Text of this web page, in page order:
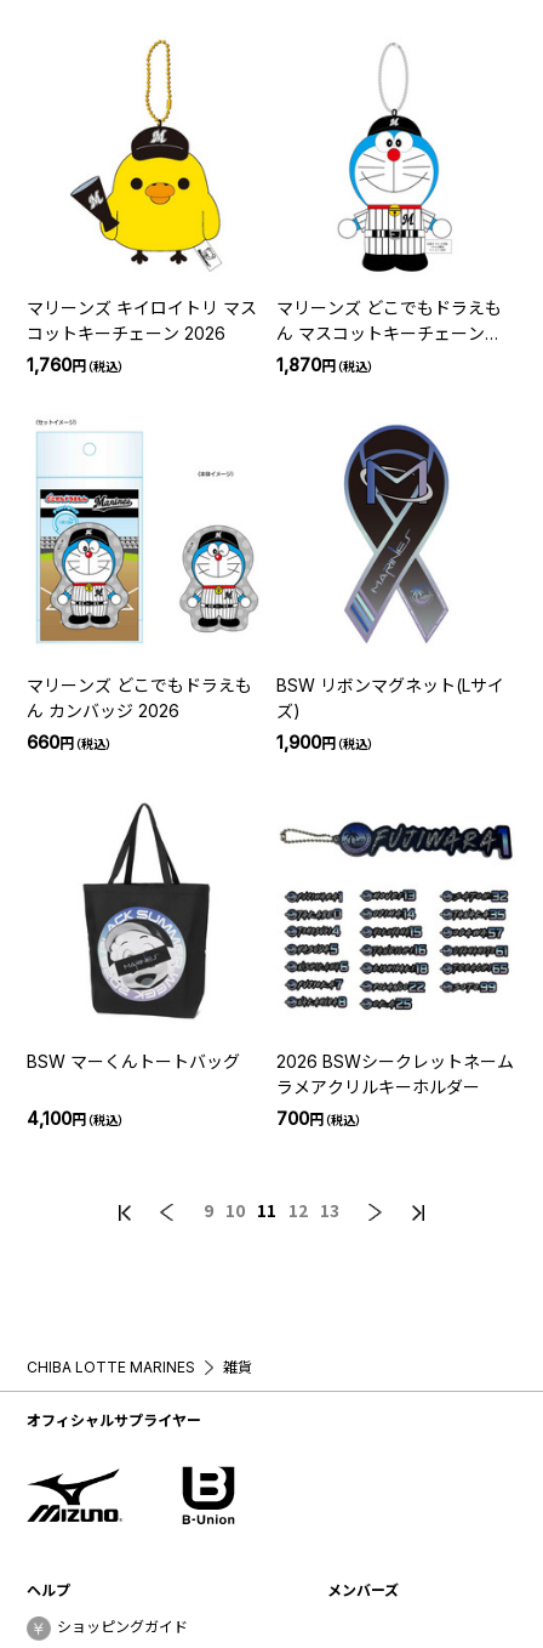
マリーンズ キイロイトリ マス
コットキーチェーン 2026
1,760円（税込）
マリーンズ どこでもドラえも
ん マスコットキーチェーン
2026
1,870円（税込）
マリーンズ どこでもドラえも
ん カンバッジ 2026
660円（税込）
BSW リボンマグネット(Lサイ
ズ)
1,900円（税込）
BSW マーくんトートバッグ
4,100円（税込）
2026 BSWシークレットネーム
ラメアクリルキーホルダー
700円（税込）
9 10 11 12 13
CHIBA LOTTE MARINES 雑貨
オフィシャルサプライヤー
ヘルプ
ショッピングガイド
メンバーズ